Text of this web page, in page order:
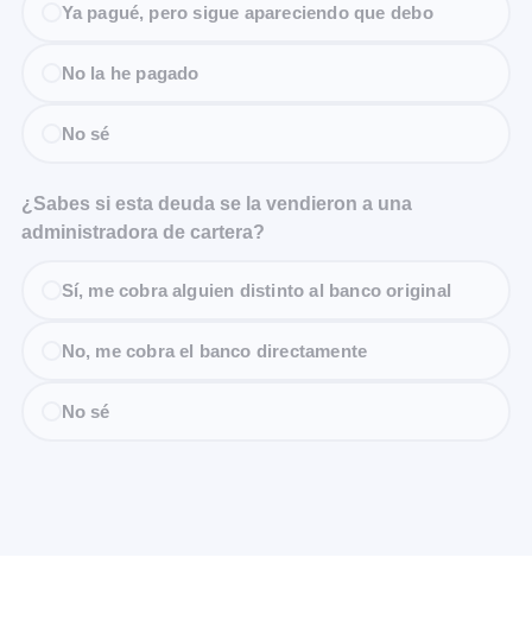
Ya pagué, pero sigue apareciendo que debo
No la he pagado
No sé
¿Sabes si esta deuda se la vendieron a una
administradora de cartera?
Sí, me cobra alguien distinto al banco original
No, me cobra el banco directamente
No sé